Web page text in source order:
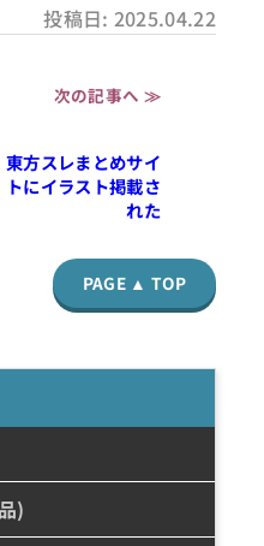
投稿日: 2025.04.22
次の記事へ ≫
東方スレまとめサイ
トにイラスト掲載さ
れた
PAGE ▲ TOP
)